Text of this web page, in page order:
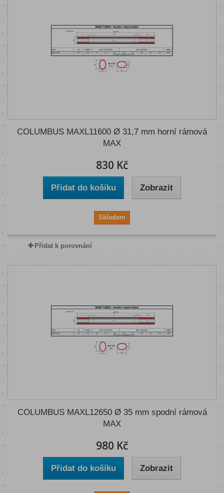
COLUMBUS MAXL11600 Ø 31,7 mm horní rámová
MAX
830 Kč
Přidat do košíku Zobrazit
Skladem
Přidat k porovnání
COLUMBUS MAXL12650 Ø 35 mm spodní rámová
MAX
980 Kč
Přidat do košíku Zobrazit